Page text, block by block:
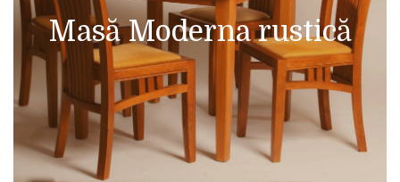
Masă Moderna rustică